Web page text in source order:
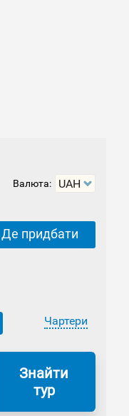
Валюта:
Де придбати
Чартери
Знайти
тур